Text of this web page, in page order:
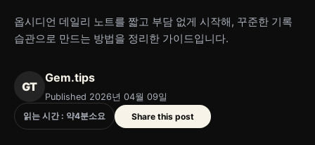
옵시디언 데일리 노트를 짧고 부담 없게 시작해, 꾸준한 기록
습관으로 만드는 방법을 정리한 가이드입니다.
GT
Gem.tips
Published 2026년 04월 09일
읽는 시간 : 약4분소요 Share this post